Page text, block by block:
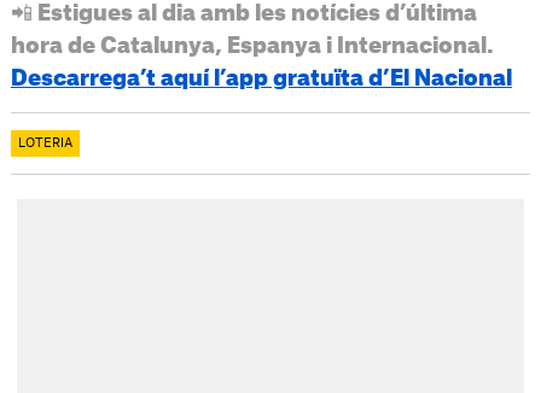
📲 Estigues al dia amb les notícies d’última
hora de Catalunya, Espanya i Internacional.
Descarrega’t aquí l’app gratuïta d’El Nacional
LOTERIA